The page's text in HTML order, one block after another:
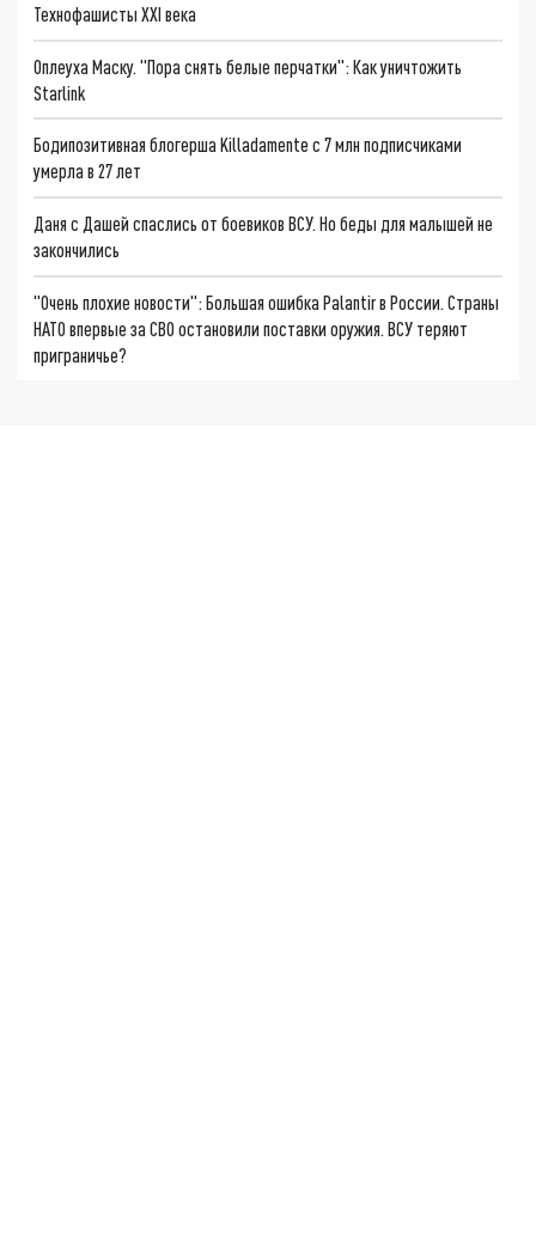
Технофашисты XXI века
Оплеуха Маску. "Пора снять белые перчатки": Как уничтожить
Starlink
Бодипозитивная блогерша Killadamente с 7 млн подписчиками
умерла в 27 лет
Даня с Дашей спаслись от боевиков ВСУ. Но беды для малышей не
закончились
"Очень плохие новости": Большая ошибка Palantir в России. Страны
НАТО впервые за СВО остановили поставки оружия. ВСУ теряют
приграничье?